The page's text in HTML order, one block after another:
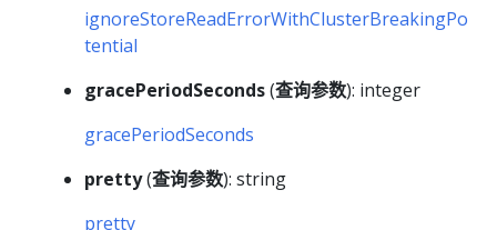
ignoreStoreReadErrorWithClusterBreakingPo
tential
gracePeriodSeconds(查询参数): integer
gracePeriodSeconds
pretty(查询参数): string
pretty